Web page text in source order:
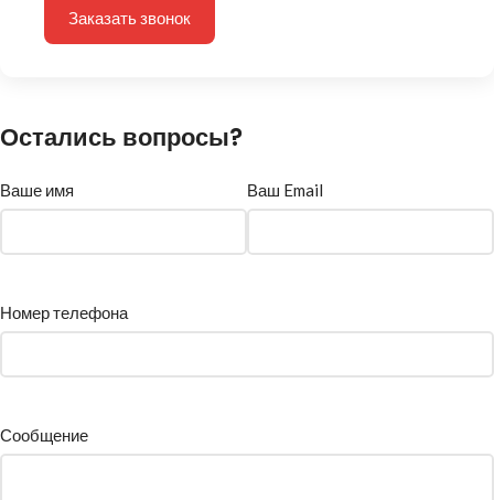
Заказать звонок
Остались вопросы?
Ваше имя Ваш Email
Номер телефона
Сообщение